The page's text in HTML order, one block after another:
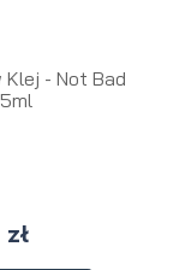
Klej - Not Bad